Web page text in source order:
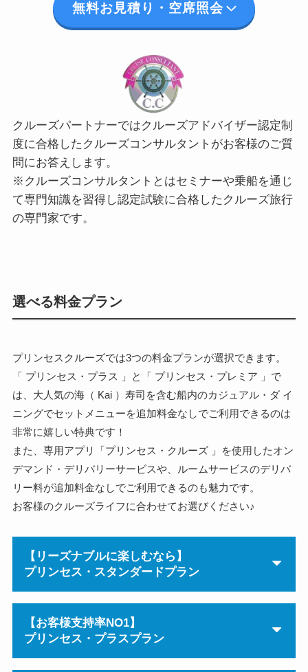
無料お見積り・空席照会
クルーズパートナーではクルーズアドバイザー認定制
度に合格したクルーズコンサルタントがお客様のご質
問にお答えします。
※クルーズコンサルタントとはセミナーや乗船を通じ
て専門知識を習得し認定試験に合格したクルーズ旅行
の専門家です。
選べる料金プラン
プリンセスクルーズでは3つの料金プランが選択できます。
「 プリンセス・プラス 」と「 プリンセス・プレミア 」で
は、大人気の海（ Kai ）寿司を含む船内のカジュアル・ダ イ
ニングでセットメニューを追加料金なしでご利用できるのは
非常に嬉しい特典です！
また、専用アプリ「プリンセス・クルーズ 」を使用したオン
デマンド・デリバリーサービスや、ルームサービスのデリバ
リー料が追加料金なしでご利用できるのも魅力です。
お客様のクルーズライフに合わせてお選びください♪
【リーズナブルに楽しむなら】
プリンセス・スタンダードプラン
【お客様支持率NO1】
プリンセス・プラスプラン